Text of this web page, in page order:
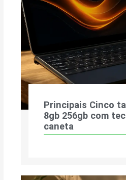
Principais Cinco
8gb 256gb com
caneta